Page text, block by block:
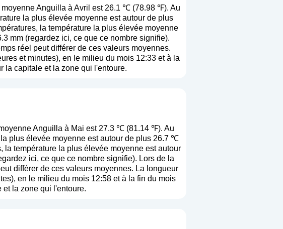
moyenne Anguilla à Avril est 26.1 ℃ (78.98 ℉). Au
la plus élevée moyenne est autour de plus
la température la plus élevée moyenne
mm (regardez ici, ce que ce nombre signifie).
réel peut différer de ces valeurs moyennes.
et minutes), en le milieu du mois 12:33 et à la
la capitale et la zone qui l'entoure.
Anguilla à Mai est 27.3 ℃ (81.14 ℉). Au
plus élevée moyenne est autour de plus 26.7 ℃
température la plus élevée moyenne est autour
ici, ce que ce nombre signifie). Lors de la
différer de ces valeurs moyennes. La longueur
en le milieu du mois 12:58 et à la fin du mois
la zone qui l'entoure.